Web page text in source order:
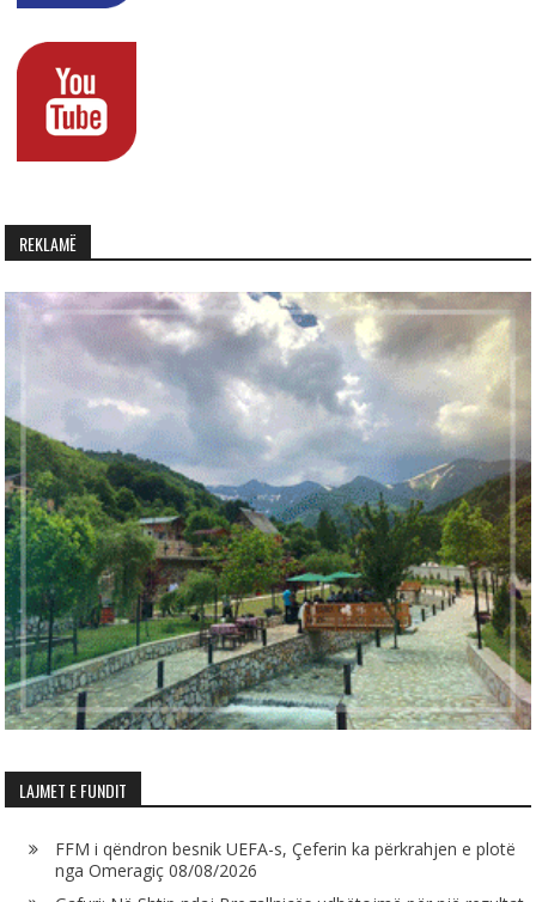
REKLAMË
LAJMET E FUNDIT
FFM i qëndron besnik UEFA-s, Çeferin ka përkrahjen e plotë
nga Omeragiç 08/08/2026